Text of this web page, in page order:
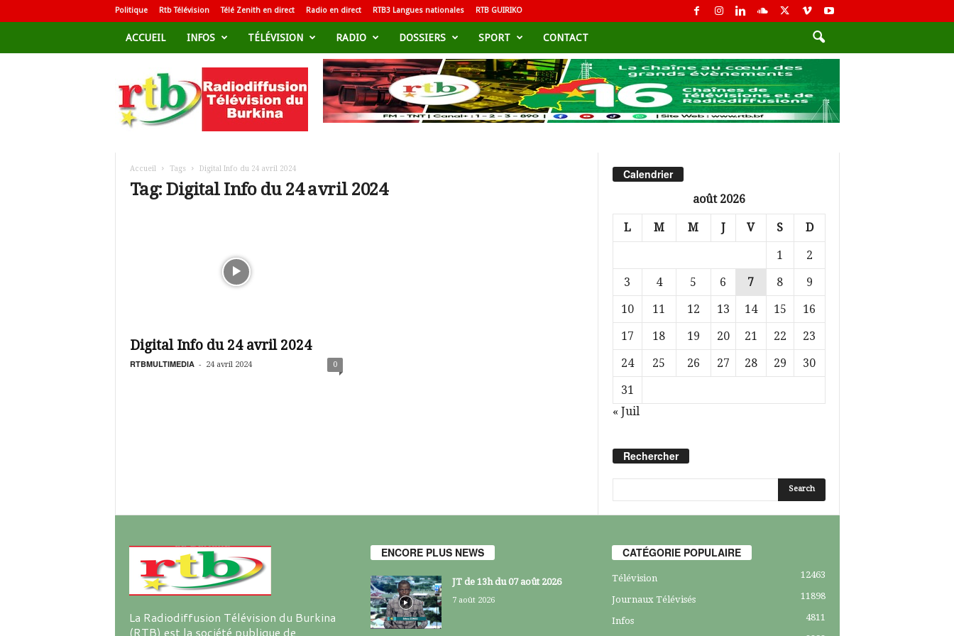
Politique Rtb Télévision Télé Zenith en direct Radio en direct RTB3 Langues nationales RTB GUIRIKO
ACCUEIL INFOS TÉLÉVISION RADIO DOSSIERS SPORT CONTACT
d
i
i
Accueil Tags Digital Info du 24 avril 2024
Tag: Digital Info du 24 avril 2024
Digital Info du 24 avril 2024
RTBMULTIMEDIA - 24 avril 2024 0
Calendrier
août 2026
L M M J V S D
1
2
3
4 5 6 7 8
9
10
11 12 13 14 15
16
17
18 19 20 21 22
23
24
25 26 27 28 29
30
31
« Juil
Rechercher
La Radiodiffusion Télévision du Burkina
(RTB) est la société publique de
ENCORE PLUS NEWS
JT de 13h du 07 août 2026
7 août 2026
CATÉGORIE POPULAIRE
Télévision 12463
Journaux Télévisés 11898
Infos
4811